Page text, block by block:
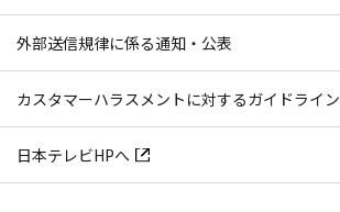
外部送信規律に係る通知・公表
カスタマーハラスメントに対するガイドライン
日本テレビHPへ